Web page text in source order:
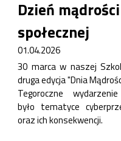
Dzień mądrości
społecznej
01.04.2026
30 marca w naszej
druga edycja "Dnia
Tegoroczne
było tematyce
oraz ich konsekwencji.